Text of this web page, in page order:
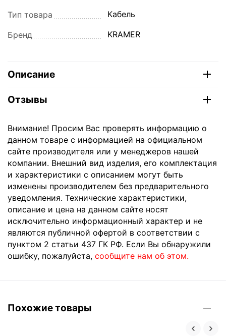
Тип товара Кабель
Бренд KRAMER
Описание
Отзывы
Внимание! Просим Вас проверять информацию о
данном товаре с информацией на официальном
сайте производителя или у менеджеров нашей
компании. Внешний вид изделия, его комплектация
и характеристики с описанием могут быть
изменены производителем без предварительного
уведомления. Технические характеристики,
описание и цена на данном сайте носят
исключительно информационный характер и не
являются публичной офертой в соответствии с
пунктом 2 статьи 437 ГК РФ. Если Вы обнаружили
ошибку, пожалуйста, сообщите нам об этом.
Похожие товары